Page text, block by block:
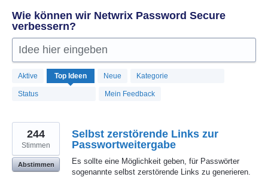
Wie können wir Netwrix Password Secure
verbessern?
Idee hier eingeben
Aktive Top Ideen Neue Kategorie
Status Mein Feedback
325
gefundene
Ergebnisse
Selbst zerstörende Links zur
Passwortweitergabe
Es sollte eine Möglichkeit geben, für Passwörter
sogenannte selbst zerstörende Links zu generieren.
244
Stimmen
Abstimmen